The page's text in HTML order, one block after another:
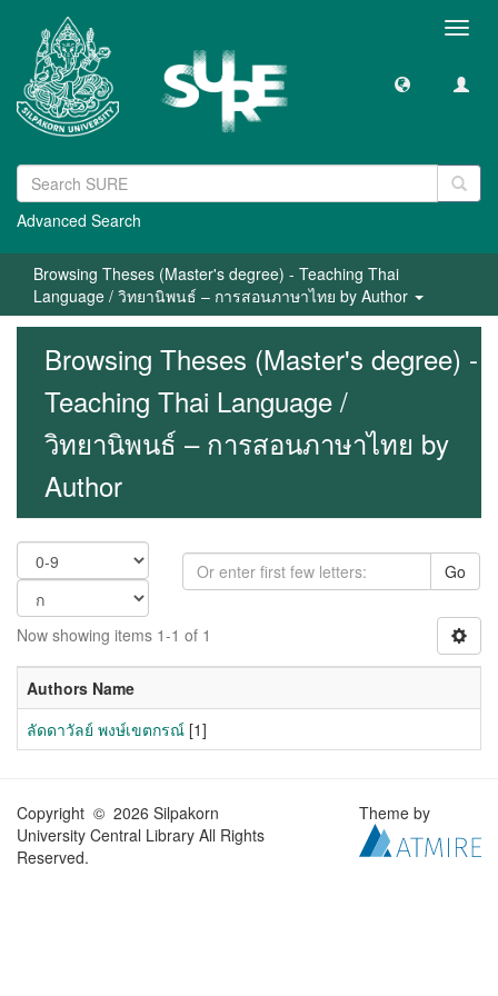
Advanced Search
Browsing Theses (Master's degree) - Teaching Thai
Language / วิทยานิพนธ์ – การสอนภาษาไทย by Author
Browsing Theses (Master's degree) -
Teaching Thai Language /
วิทยานิพนธ์ – การสอนภาษาไทย by
Author
Go
Now showing items 1-1 of 1
Authors Name
ลัดดาวัลย์ พงษ์เขตกรณ์ [1]
Copyright © 2026 Silpakorn
University Central Library All Rights
Reserved.
Theme by